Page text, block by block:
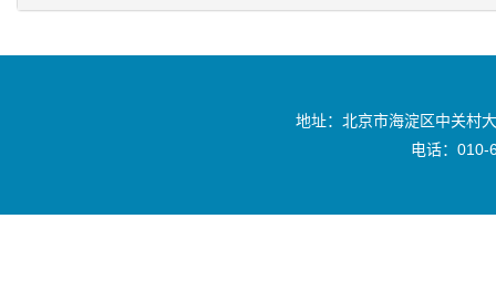
地址：北京市海淀区中关村
电话：